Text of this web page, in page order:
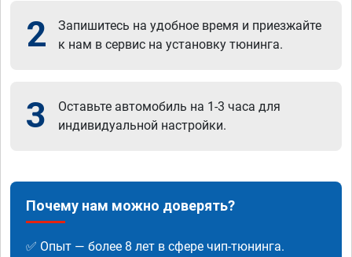
2
Запишитесь на удобное время и приезжайте
к нам в сервис на установку тюнинга.
3
Оставьте автомобиль на 1-3 часа для
индивидуальной настройки.
Почему нам можно доверять?
✅ Опыт — более 8 лет в сфере чип-тюнинга.